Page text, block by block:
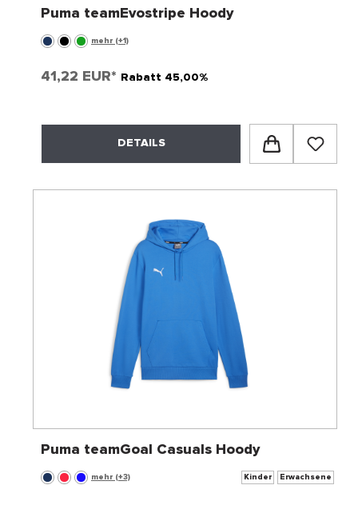
Puma teamEvostripe Hoody
mehr (+1)
41,22 EUR* Rabatt 45,00%
DETAILS
Puma teamGoal Casuals Hoody
mehr (+3) Kinder Erwachsene